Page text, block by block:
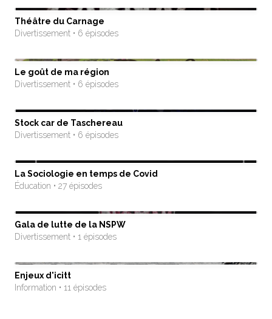
Théâtre du Carnage
Divertissement • 6 épisodes
Le goût de ma région
Divertissement • 6 épisodes
Stock car de Taschereau
Divertissement • 6 épisodes
La Sociologie en temps de Covid
Éducation • 27 épisodes
Gala de lutte de la NSPW
Divertissement • 1 épisodes
Enjeux d'icitt
Information • 11 épisodes